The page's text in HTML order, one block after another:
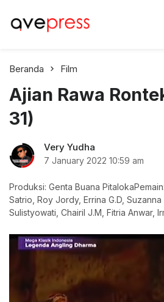
AvePress.com
Belajar dari Komentar
Beranda Film
Ajian Rawa
31)
Very Yudha
7 January 2022 10:59 am
Produksi: Genta Buana
Satrio, Roy Jordy, Errina G.D,
Sulistyowati, Chairil J.M, Fitria Anwar,